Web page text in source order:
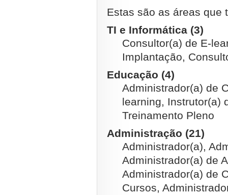
Estas são as áreas que
TI e Informática (3)
Consultor(a) de E-
Implantação,
Educação (4)
Administrador(a) de
learning, Instrutor(a)
Treinamento Pleno
Administração (21)
Administrador(a),
Administrador(a) de
Administrador(a) de
Cursos,